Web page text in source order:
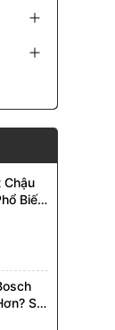
Chậu
Biến
So
- Z